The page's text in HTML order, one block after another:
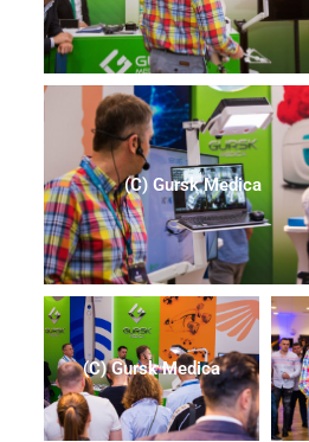
(C) Gursk Medica
(C) Gursk Medica